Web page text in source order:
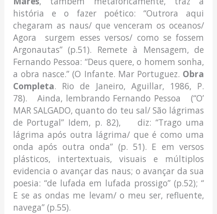
história e o fazer poético: “Outrora aqui
chegaram as naus/ que venceram os oceanos/
Agora surgem esses versos/ como se fossem
Argonautas” (p.51). Remete à Mensagem, de
Fernando Pessoa: “Deus quere, o homem sonha,
a obra nasce.” (O Infante. Mar Portuguez. Obra
Completa. Rio de Janeiro, Aguillar, 1986, P.
78). Ainda, lembrando Fernando Pessoa (“O’
MAR SALGADO, quanto do teu sal/ São lágrimas
de Portugal” Idem, p. 82), diz: “Trago uma
lágrima após outra lágrima/ que é como uma
onda após outra onda” (p. 51). E em versos
plásticos, intertextuais, visuais e múltiplos
evidencia o avançar das naus; o avançar da sua
poesia: “de lufada em lufada prossigo” (p.52); “
E se as ondas me levam/ o meu ser, refluente,
navega” (p.55).